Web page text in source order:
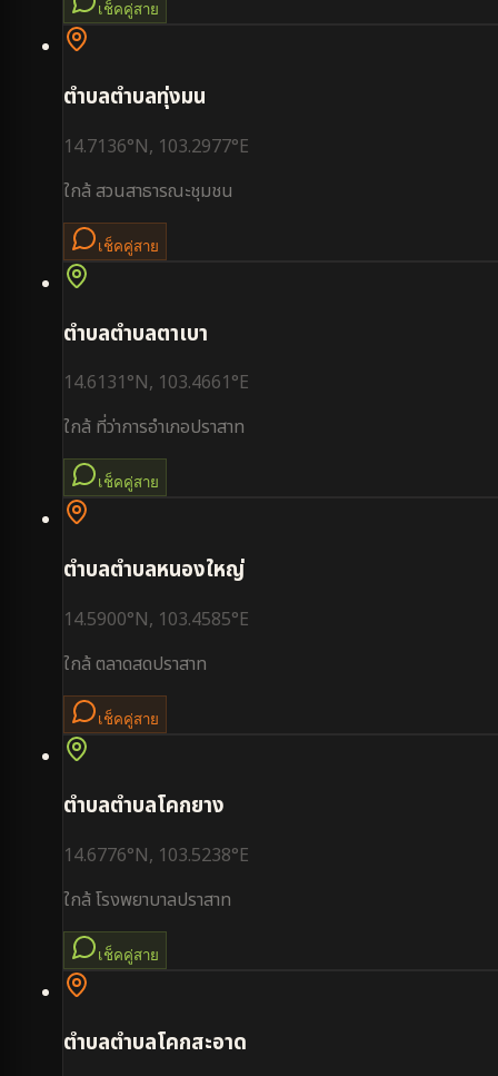
เช็คคู่สาย
ตำบลตำบลทุ่งมน
14.7136°N, 103.2977°E
ใกล้สวนสาธารณะชุมชน
เช็คคู่สาย
ตำบลตำบลตาเบา
14.6131°N, 103.4661°E
ใกล้ ที่ว่าการอำเภอปราสาท
เช็คคู่สาย
ตำบลตำบลหนองใหญ่
14.5900°N, 103.4585°E
ใกล้ตลาดสดปราสาท
เช็คคู่สาย
ตำบลตำบลโคกยาง
14.6776°N, 103.5238°E
ใกล้โรงพยาบาลปราสาท
เช็คคู่สาย
ตำบลตำบลโคกสะอาด